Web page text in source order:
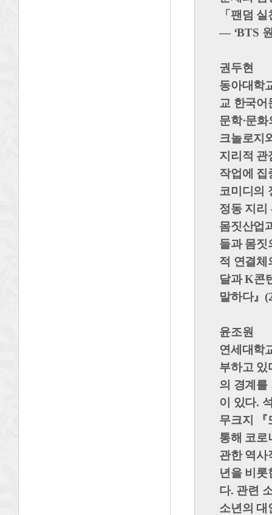
「 팬덤 실
― ‘BTS
권두현
동아대학
교 한국
문학·문
크놀로지
지리적 관
작업에
코미디의
정동 지리
몸짓산업
들과 몸짓
적 연결체
달과 K콘
말하다』
윤조원
연세대학
부하고 있
의 경계를
이 있다.
무크지
『
통해 코로
관한 역사
년을 비롯
다. 관련
소년의 대